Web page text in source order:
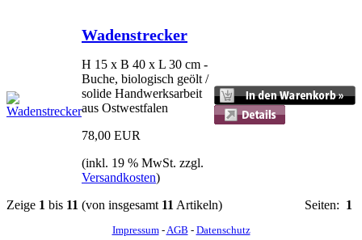
Wadenstrecker
H 15 x B 40 x L 30 cm -
Buche, biologisch geölt /
solide Handwerksarbeit
aus Ostwestfalen
78,00 EUR
(inkl. 19 % MwSt. zzgl.
Versandkosten)
Zeige 1 bis 11 (von insgesamt 11 Artikeln) Seiten: 1
Impressum-AGB - Datenschutz